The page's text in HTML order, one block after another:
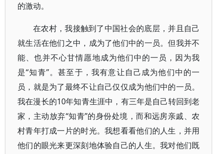
的激动。
在农村，我接触到了中国社会的底层，并且自己
就生活在他们之中，成为了他们中的一员。但我并不
能、也并不心甘情愿地成为他们中的一员，因为我
是“知青”。甚至于，我有意让自己成为他们中的一
员，就是为了最终不让自己仅仅成为他们中的一员。
我在漫长的10年知青生涯中，有三年是自己转回到老
家，主动放弃“知青”的身份处境，而和远房亲戚、农
村青年打成一片的时光。我想看看他们的人生，并用
他们的眼光来更深刻地体验自己的人生。我对他们既